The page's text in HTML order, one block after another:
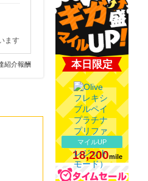
ます
紹介報酬 本日限定
マイルUP
18,200mile